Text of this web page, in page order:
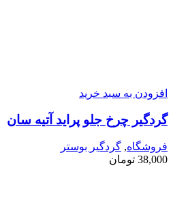
افزودن به سبد خرید
گردگیر چرخ جلو پراید آتیه سان
فروشگاه, گردگیر بوستر
38,000 تومان